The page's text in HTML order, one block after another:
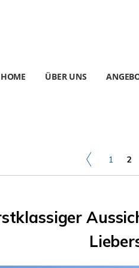
HOME ÜBER UNS
1 2